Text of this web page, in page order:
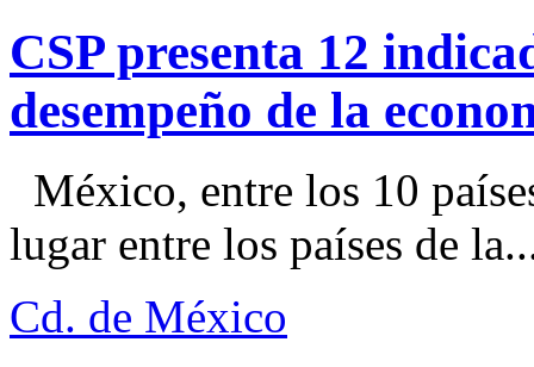
CSP presenta 12
desempeño de la
México, entre los 10
lugar entre los países de
Cd. de México